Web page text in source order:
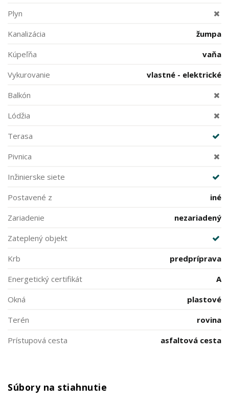
Plyn
Kanalizácia
žumpa
Kúpeľňa
vaňa
Vykurovanie
vlastné - elektrické
Balkón
Lódžia
Terasa
Pivnica
Inžinierske siete
Postavené z
iné
Zariadenie
nezariadený
Zateplený objekt
Krb
predpríprava
Energetický certifikát
A
Okná
plastové
Terén
rovina
Prístupová cesta
asfaltová cesta
Súbory na stiahnutie